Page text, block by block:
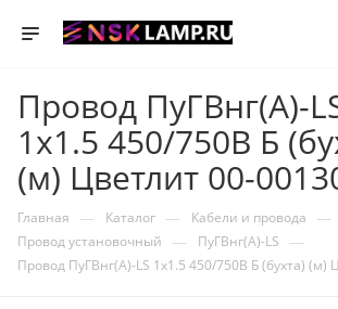
Провод ПуГВнг(А)-
1х1.5 450/750В Б
(м) Цветлит 00-
Главная — Каталог — Кабели и провода —
Провод установочный — ПуГВнг(А)-LS —
Провод ПуГВнг(А)-LS 1х1.5 450/750В Б (бухта) (м)